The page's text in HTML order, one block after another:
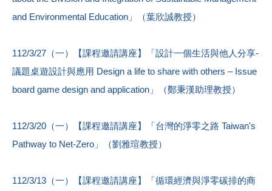
and Environmental Education」（葉欣誠教授）
112/3/27（一）【課程邀請講座】「設計一個生活與他人分享-
議題桌遊設計與應用 Design a life to share with others – Issue
board game design and application」（鄭秉漢助理教授）
112/3/20（一）【課程邀請講座】「台灣的淨零之路 Taiwan's
Pathway to Net-Zero」（劉雅瑄教授）
112/3/13（一）【課程邀請講座】「循環經濟與淨零碳排的商